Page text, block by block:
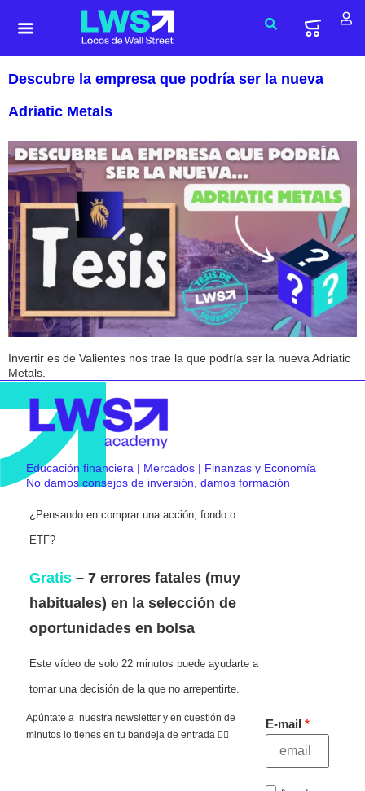
Descubre la empresa que podría ser la nueva
Adriatic Metals
Invertir es de Valientes nos trae la que podría ser la nueva Adriatic
Metals.
Educación financiera | Mercados | Finanzas y Economía
No damos consejos de inversión, damos formación
¿Pensando en comprar una acción, fondo o
ETF?
Gratis – 7 errores fatales (muy
habituales) en la selección de
oportunidades en bolsa
Este vídeo de solo 22 minutos puede ayudarte a
tomar una decisión de la que no arrepentirte.
Apúntate a nuestra newsletter y en cuestión de
minutos lo tienes en tu bandeja de entrada 👇🏻
E-mail